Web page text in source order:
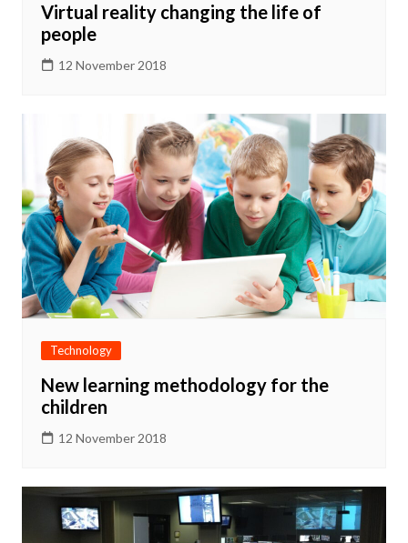
Virtual reality changing the life of
people
12 November 2018
Technology
New learning methodology for the
children
12 November 2018